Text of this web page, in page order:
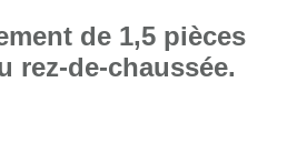
de 1,5 pièces
rez-de-chaussée.